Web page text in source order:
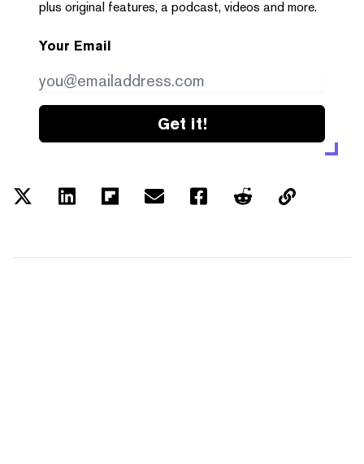
plus original features, a podcast, videos and more.
Your Email
Get it!